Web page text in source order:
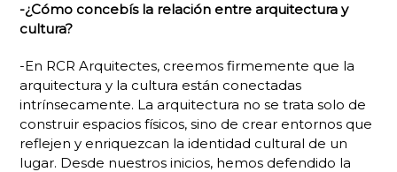
-¿Cómo concebís la relación entre arquitectura y
cultura?
-En RCR Arquitectes, creemos firmemente que la
arquitectura y la cultura están conectadas
intrínsecamente. La arquitectura no se trata solo de
construir espacios físicos, sino de crear entornos que
reflejen y enriquezcan la identidad cultural de un
lugar. Desde nuestros inicios, hemos defendido la